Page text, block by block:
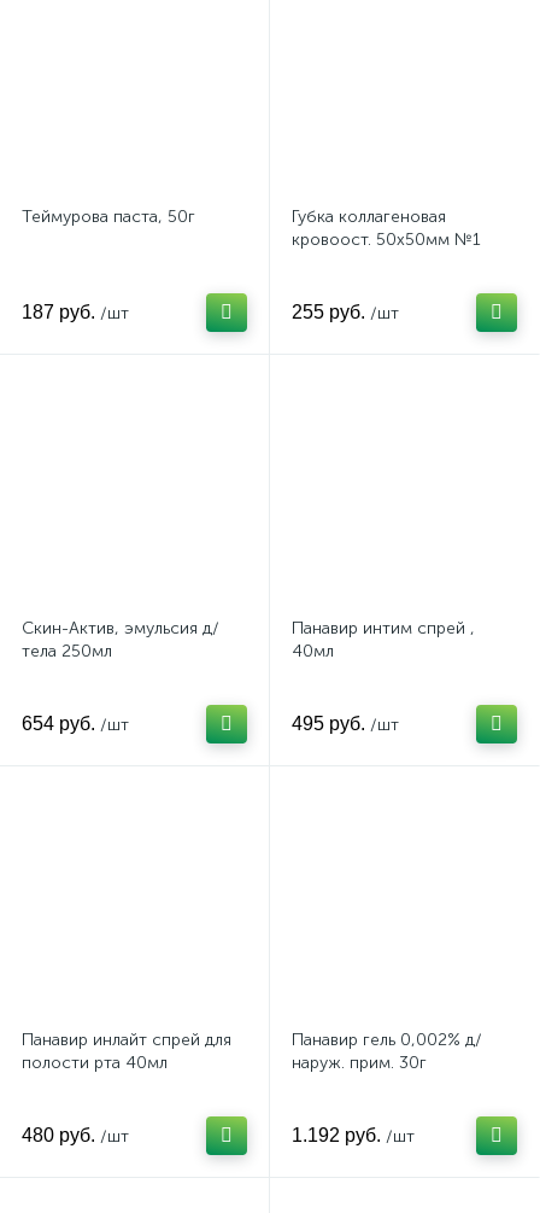
Теймурова паста, 50г
187 руб. /шт
Губка коллагеновая
кровоост. 50х50мм №1
255 руб. /шт
Скин-Актив, эмульсия д/
тела 250мл
654 руб. /шт
Панавир интим спрей ,
40мл
495 руб. /шт
Панавир инлайт спрей для
полости рта 40мл
480 руб. /шт
Панавир гель 0,002% д/
наруж. прим. 30г
1.192 руб. /шт